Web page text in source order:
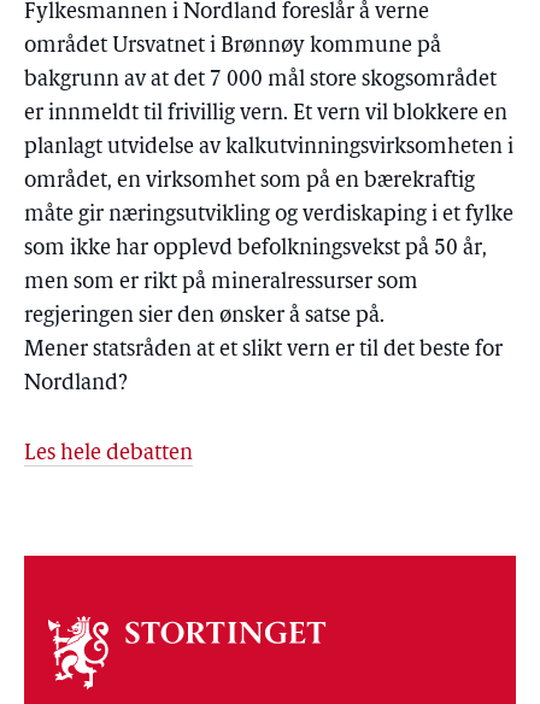
Fylkesmannen i Nordland foreslår å verne
området Ursvatnet i Brønnøy kommune på
bakgrunn av at det 7 000 mål store skogsområdet
er innmeldt til frivillig vern. Et vern vil blokkere en
planlagt utvidelse av kalkutvinningsvirksomheten i
området, en virksomhet som på en bærekraftig
måte gir næringsutvikling og verdiskaping i et fylke
som ikke har opplevd befolkningsvekst på 50 år,
men som er rikt på mineralressurser som
regjeringen sier den ønsker å satse på.
Mener statsråden at et slikt vern er til det beste for
Nordland?
Les hele debatten
Om
stortinget